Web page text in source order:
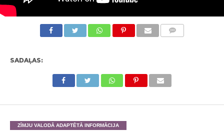
SADAĻAS:
ZĪMJU VALODĀ ADAPTĒTĀ INFORMĀCIJA